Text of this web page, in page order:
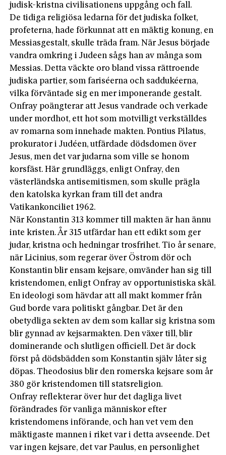
judisk-kristna civilisationens uppgång och fall.
De tidiga religiösa ledarna för det judiska folket,
profeterna, hade förkunnat att en mäktig konung, en
Messiasgestalt, skulle träda fram. När Jesus började
vandra omkring i Judeen sågs han av många som
Messias. Detta väckte oro bland vissa rättroende
judiska partier, som fariséerna och saddukéerna,
vilka förväntade sig en mer imponerande gestalt.
Onfray poängterar att Jesus vandrade och verkade
under mordhot, ett hot som motvilligt verkställdes
av romarna som innehade makten. Pontius Pilatus,
prokurator i Judéen, utfärdade dödsdomen över
Jesus, men det var judarna som ville se honom
korsfäst. Här grundläggs, enligt Onfray, den
västerländska antisemitismen, som skulle prägla
den katolska kyrkan fram till det andra
Vatikankonciliet 1962.
När Konstantin 313 kommer till makten är han ännu
inte kristen. År 315 utfärdar han ett edikt som ger
judar, kristna och hedningar trosfrihet. Tio år senare,
när Licinius, som regerar över Östrom dör och
Konstantin blir ensam kejsare, omvänder han sig till
kristendomen, enligt Onfray av opportunistiska skäl.
En ideologi som hävdar att all makt kommer från
Gud borde vara politiskt gångbar. Det är den
obetydliga sekten av dem som kallar sig kristna som
blir gynnad av kejsarmakten. Den växer till, blir
dominerande och slutligen officiell. Det är dock
först på dödsbädden som Konstantin själv låter sig
döpas. Theodosius blir den romerska kejsare som år
380 gör kristendomen till statsreligion.
Onfray reflekterar över hur det dagliga livet
förändrades för vanliga människor efter
kristendomens införande, och han vet vem den
mäktigaste mannen i riket var i detta avseende. Det
var ingen kejsare, det var Paulus, en personlighet